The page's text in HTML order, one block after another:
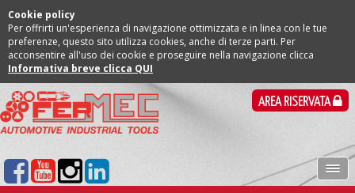
Cookie policy
Per offrirti un'esperienza di navigazione ottimizzata e in linea con le tue
preferenze, questo sito utilizza cookies, anche di terze parti. Per
acconsentire all'uso dei cookie e proseguire nella navigazione clicca
Informativa breve clicca QUI
AREA RISERVATA